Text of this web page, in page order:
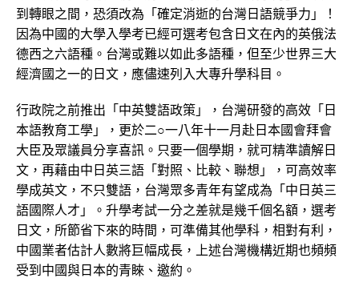
到轉眼之間，恐須改為「確定消逝的台灣日語競爭力」！
因為中國的大學入學考已經可選考包含日文在內的英俄法
德西之六語種。台灣或難以如此多語種，但至少世界三大
經濟國之一的日文，應儘速列入大專升學科目。
行政院之前推出「中英雙語政策」，台灣研發的高效「日
本語教育工學」，更於二○一八年十一月赴日本國會拜會
大臣及眾議員分享喜訊。只要一個學期，就可精準讀解日
文，再藉由中日英三語「對照、比較、聯想」，可高效率
學成英文，不只雙語，台灣眾多青年有望成為「中日英三
語國際人才」。升學考試一分之差就是幾千個名額，選考
日文，所節省下來的時間，可準備其他學科，相對有利，
中國業者估計人數將巨幅成長，上述台灣機構近期也頻頻
受到中國與日本的青睞、邀約。